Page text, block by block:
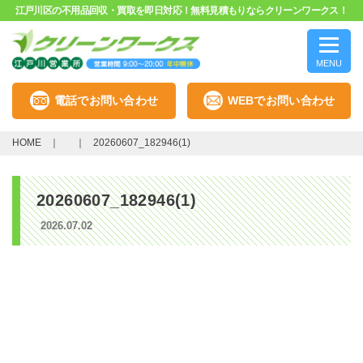
江戸川区の不用品回収・買取を即日対応！無料見積もりならクリーンワークス！
MENU
電話でお問い合わせ WEBでお問い合わせ
HOME 20260607_182946(1)
20260607_182946(1)
2026.07.02